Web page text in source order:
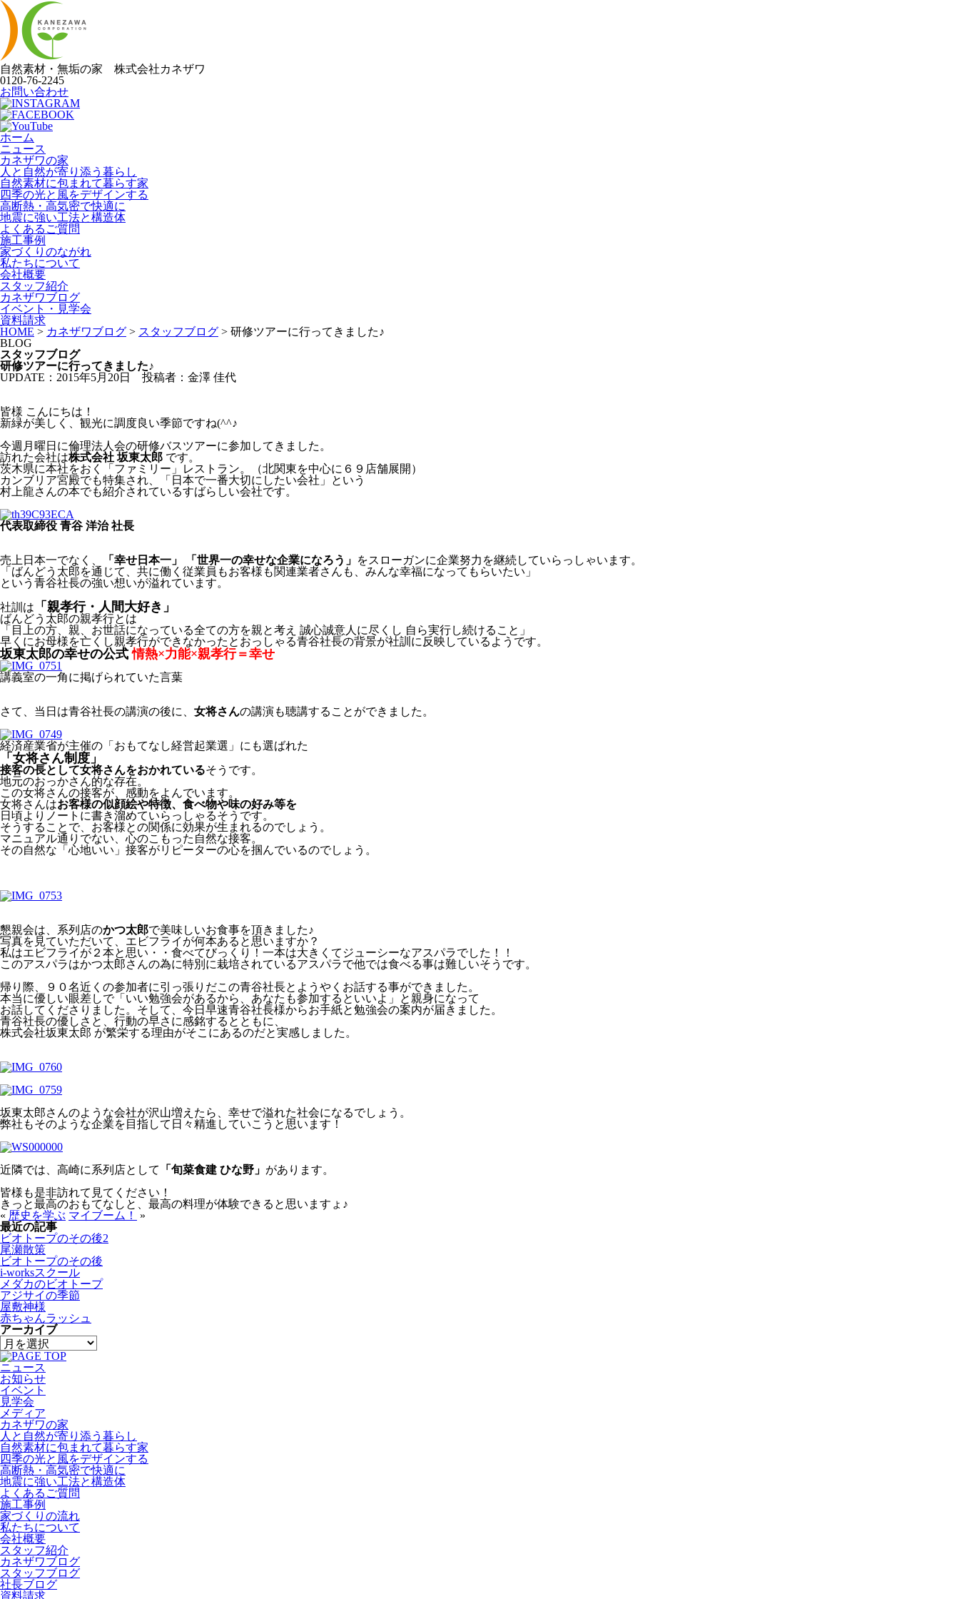
自然素材・無垢の家 株式会社カネザワ
0120-76-2245
お問い合わせ
ホーム
ニュース
カネザワの家
人と自然が寄り添う暮らし
自然素材に包まれて暮らす家
四季の光と風をデザインする
高断熱・高気密で快適に
地震に強い工法と構造体
よくあるご質問
施工事例
家づくりのながれ
私たちについて
会社概要
スタッフ紹介
カネザワブログ
イベント・見学会
資料請求
HOME > カネザワブログ > スタッフブログ > 研修ツアーに行ってきました♪
BLOG
スタッフブログ
研修ツアーに行ってきました♪
UPDATE：2015年5月20日
投稿者：金澤 佳代
皆様 こんにちは！
新緑が美しく、観光に調度良い季節ですね(^^♪
今週月曜日に倫理法人会の研修バスツアーに参加してきました。
訪れた会社は株式会社 坂東太郎 です。
茨木県に本社をおく「ファミリー」レストラン。（北関東を中心に６９店舗展開）
カンブリア宮殿でも特集され、「日本で一番大切にしたい会社」という
村上龍さんの本でも紹介されているすばらしい会社です。
代表取締役 青谷 洋治 社長
売上日本一でなく、 「幸せ日本一」 「世界一の幸せな企業になろう」 をスローガンに企業努力を継続していらっしゃいます。
「ばんどう太郎を通じて、共に働く従業員もお客様も関連業者さんも、みんな幸福になってもらいたい」
という青谷社長の強い想いが溢れています。
社訓は
「親孝行・人間大好き」
ばんどう太郎の親孝行とは
「目上の方、親、お世話になっている全ての方を親と考え 誠心誠意人に尽くし 自ら実行し続けること」
早くにお母様を亡くし親孝行ができなかったとおっしゃる青谷社長の背景が社訓に反映しているようです。
坂東太郎の幸せの公式情熱×力能×親孝行＝幸せ
講義室の一角に掲げられていた言葉
さて、当日は青谷社長の講演の後に、 女将さんの講演も聴講することができました。
経済産業省が主催の「おもてなし経営起業選」にも選ばれた
「女将さん制度」
接客の長として女将さんをおかれているそうです。
地元のおっかさん的な存在。
この女将さんの接客が、感動をよんでいます。
女将さんはお客様の似顔絵や特徴、食べ物や味の好み等を
日頃よりノートに書き溜めていらっしゃるそうです。
そうすることで、お客様との関係に効果が生まれるのでしょう。
マニュアル通りでない、心のこもった自然な接客。
その自然な「心地いい」接客がリピーターの心を掴んでいるのでしょう。
懇親会は、系列店のかつ太郎で美味しいお食事を頂きました♪
写真を見ていただいて、エビフライが何本あると思いますか？
私はエビフライが２本と思い・・食べてびっくり！一本は大きくてジューシーなアスパラでした！！
このアスパラはかつ太郎さんの為に特別に栽培されているアスパラで他では食べる事は難しいそうです。
帰り際、９０名近くの参加者に引っ張りだこの青谷社長とようやくお話する事ができました。
本当に優しい眼差しで「いい勉強会があるから、あなたも参加するといいよ」と親身になって
お話してくださりました。そして、今日早速青谷社長様からお手紙と勉強会の案内が届きました。
青谷社長の優しさと、行動の早さに感銘するとともに、
株式会社坂東太郎 が繁栄する理由がそこにあるのだと実感しました。
坂東太郎さんのような会社が沢山増えたら、幸せで溢れた社会になるでしょう。
弊社もそのような企業を目指して日々精進していこうと思います！
近隣では、高崎に系列店として 「旬菜食建 ひな野」 があります。
皆様も是非訪れて見てください！
きっと最高のおもてなしと、最高の料理が体験できると思いますょ♪
« 歴史を学ぶ マイブーム！
»
最近の記事
ビオトープのその後2
尾瀬散策
ビオトープのその後
i-worksスクール
メダカのビオトープ
アジサイの季節
屋敷神様
赤ちゃんラッシュ
アーカイブ
ニュース
お知らせ
イベント
見学会
メディア
カネザワの家
人と自然が寄り添う暮らし
自然素材に包まれて暮らす家
四季の光と風をデザインする
高断熱・高気密で快適に
地震に強い工法と構造体
よくあるご質問
施工事例
家づくりの流れ
私たちについて
会社概要
スタッフ紹介
カネザワブログ
スタッフブログ
社長ブログ
資料請求